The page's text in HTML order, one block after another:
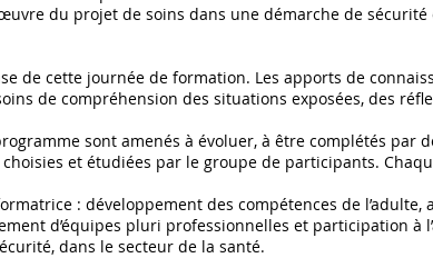
du projet de soins dans une démarche de
de cette journée de formation. Les apports de
de compréhension des situations exposées, des
sont amenés à évoluer, à être complétés par
et étudiées par le groupe de participants.
: développement des compétences de l’adulte,
d’équipes pluri professionnelles et participation à
dans le secteur de la santé.